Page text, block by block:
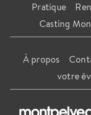
Pratique
Casting
À propos
votre